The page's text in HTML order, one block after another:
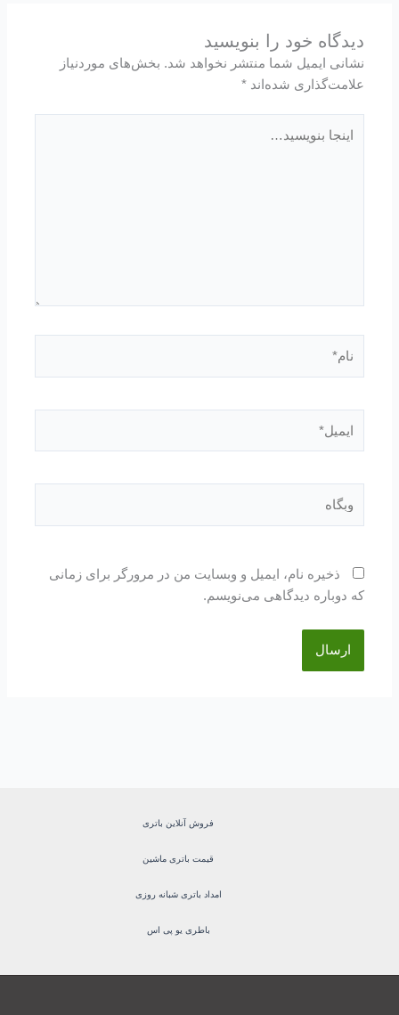
دیدگاه‌ خود را بنویسید
نشانی ایمیل شما منتشر نخواهد شد. بخش‌های موردنیاز
علامت‌گذاری شده‌اند*
بنویسید…
ذخیره نام، ایمیل و وبسایت من در مرورگر برای زمانی
که دوباره دیدگاهی می‌نویسم.
فروش آنلاین باتری
قیمت باتری ماشین
امداد باتری شبانه روزی
باطری یو پی اس